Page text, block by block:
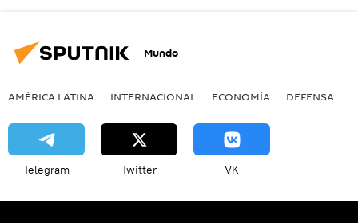
Mundo
AMÉRICA LATINA INTERNACIONAL ECONOMÍA DEFENSA
Telegram Twitter VK